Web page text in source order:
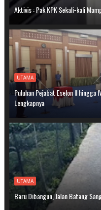
Aktivis : Pak KPK Sekali-kali
UTAMA
Puluhan Pejabat Eselon II hingga
Lengkapnya
UTAMA
Baru Dibangun, Jalan Batang